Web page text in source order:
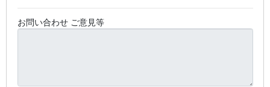
お問い合わせ ご意見等